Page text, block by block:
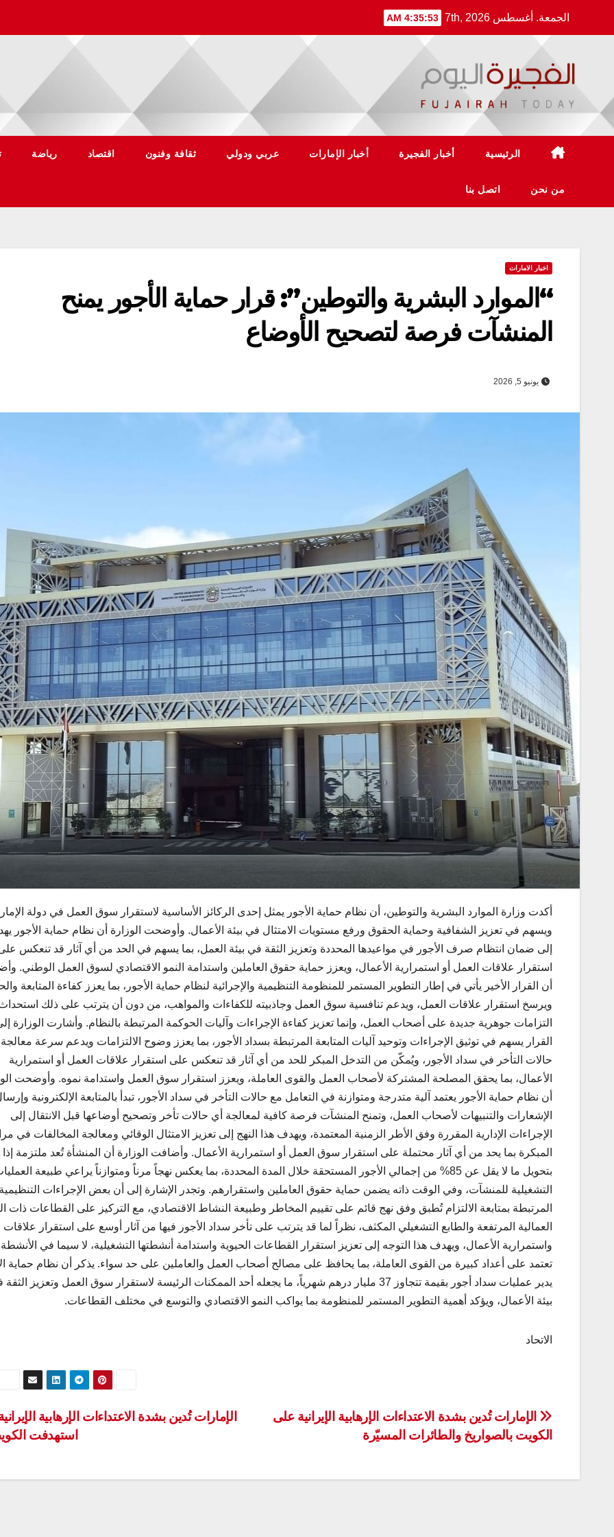
الجمعة. أغسطس 7th, 2026 4:35:54 AM
الرئيسية أخبار الفجيرة أخبار الإمارات عربي ودولي ثقافة وفنون اقتصاد رياضة
من نحن اتصل بنا
اخبار الامارات
“الموارد البشرية والتوطين”: قرار حماية الأجور يمنح
المنشآت فرصة لتصحيح الأوضاع
يونيو 5, 2026
أكدت وزارة الموارد البشرية والتوطين، أن نظام حماية الأجور يمثل إحدى الركائز الأساسية لاستقرار سوق العمل في دولة
ويسهم في تعزيز الشفافية وحماية الحقوق ورفع مستويات الامتثال في بيئة الأعمال. وأوضحت الوزارة أن نظام حماية الأجور
إلى ضمان انتظام صرف الأجور في مواعيدها المحددة وتعزيز الثقة في بيئة العمل، بما يسهم في الحد من أي آثار قد تنعكس
استقرار علاقات العمل أو استمرارية الأعمال، ويعزز حماية حقوق العاملين واستدامة النمو الاقتصادي لسوق العمل الوطني.
أن القرار الأخير يأتي في إطار التطوير المستمر للمنظومة التنظيمية والإجرائية لنظام حماية الأجور، بما يعزز كفاءة المتابعة
ويرسخ استقرار علاقات العمل، ويدعم تنافسية سوق العمل وجاذبيته للكفاءات والمواهب، من دون أن يترتب على ذلك
التزامات جوهرية جديدة على أصحاب العمل، وإنما تعزيز كفاءة الإجراءات وآليات الحوكمة المرتبطة بالنظام. وأشارت الوزارة
القرار يسهم في توثيق الإجراءات وتوحيد آليات المتابعة المرتبطة بسداد الأجور، بما يعزز وضوح الالتزامات ويدعم سرعة معالجة
حالات التأخر في سداد الأجور، ويُمكّن من التدخل المبكر للحد من أي آثار قد تنعكس على استقرار علاقات العمل أو استمرارية
الأعمال، بما يحقق المصلحة المشتركة لأصحاب العمل والقوى العاملة، ويعزز استقرار سوق العمل واستدامة نموه. وأوضحت
أن نظام حماية الأجور يعتمد آلية متدرجة ومتوازنة في التعامل مع حالات التأخر في سداد الأجور، تبدأ بالمتابعة الإلكترونية
الإشعارات والتنبيهات لأصحاب العمل، وتمنح المنشآت فرصة كافية لمعالجة أي حالات تأخر وتصحيح أوضاعها قبل الانتقال إلى
الإجراءات الإدارية المقررة وفق الأطر الزمنية المعتمدة، ويهدف هذا النهج إلى تعزيز الامتثال الوقائي ومعالجة المخالفات في
المبكرة بما يحد من أي آثار محتملة على استقرار سوق العمل أو استمرارية الأعمال. وأضافت الوزارة أن المنشأة تُعد ملتزمة
بتحويل ما لا يقل عن 85% من إجمالي الأجور المستحقة خلال المدة المحددة، بما يعكس نهجاً مرناً ومتوازناً يراعي طبيعة
التشغيلية للمنشآت، وفي الوقت ذاته يضمن حماية حقوق العاملين واستقرارهم. وتجدر الإشارة إلى أن بعض الإجراءات
المرتبطة بمتابعة الالتزام تُطبق وفق نهج قائم على تقييم المخاطر وطبيعة النشاط الاقتصادي، مع التركيز على القطاعات ذات
العمالية المرتفعة والطابع التشغيلي المكثف، نظراً لما قد يترتب على تأخر سداد الأجور فيها من آثار أوسع على استقرار علاقات
واستمرارية الأعمال، ويهدف هذا التوجه إلى تعزيز استقرار القطاعات الحيوية واستدامة أنشطتها التشغيلية، لا سيما في
تعتمد على أعداد كبيرة من القوى العاملة، بما يحافظ على مصالح أصحاب العمل والعاملين على حد سواء. يذكر أن نظام حماية
يدير عمليات سداد أجور بقيمة تتجاوز 37 مليار درهم شهرياً، ما يجعله أحد الممكنات الرئيسة لاستقرار سوق العمل وتعزيز
بيئة الأعمال، ويؤكد أهمية التطوير المستمر للمنظومة بما يواكب النمو الاقتصادي والتوسع في مختلف القطاعات.
الاتحاد
تصفّح
المقالات
الإمارات تُدين بشدة الاعتداءات الإرهابية
استهدفت
الإمارات تُدين بشدة الاعتداءات الإرهابية الإيرانية على
الكويت بالصواريخ والطائرات المسيّرة